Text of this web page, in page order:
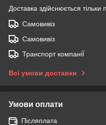
Доставка здійснюється тільки
Самовивіз
Самовивіз
Транспорт компаніЇ
Всі умови доставки
Умови оплати
Післяплата